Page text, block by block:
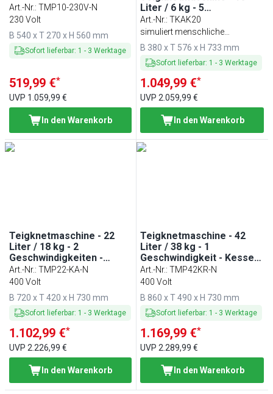
Art.-Nr.: TMP10-230V-N
230 Volt
B 540 x T 270 x H 560 mm
Sofort lieferbar: 1 - 3 Werktage
519,99 €*
UVP 1.059,99 €
In den Warenkorb
Liter / 6 kg - 5
Geschwindigkeiten - mit
Schwenkarmen
Art.-Nr.:TKAK20
simuliert menschliche
Knetbewegung
B 380 x T 576 x H 733 mm
Sofort lieferbar: 1 - 3 Werktage
1.049,99 €*
UVP2.059,99 €
In den Warenkorb
Teigknetmaschine - 22
Liter / 18 kg - 2
Geschwindigkeiten -
Kessel abnehmbar &
Rührwerk aufklappbar -
Art.-Nr.: TMP22-KA-N
400 Volt
B 720 x T 420 x H 730 mm
Sofort lieferbar: 1 - 3 Werktage
1.102,99 €*
UVP 2.226,99 €
In den Warenkorb
Teigknetmaschine - 42
Liter / 38 kg - 1
Geschwindigkeit - Kessel
abnehmbar & Rührwerk
aufklappbar -
Art.-Nr.:TMP42KR-N
400 Volt
B 860 x T 490 x H 730 mm
Sofort lieferbar: 1 - 3 Werktage
1.169,99 €*
UVP2.289,99 €
In den Warenkorb